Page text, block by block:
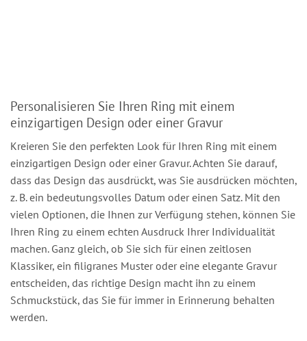
Personalisieren Sie Ihren Ring mit einem
einzigartigen Design oder einer Gravur
Kreieren Sie den perfekten Look für Ihren Ring mit einem
einzigartigen Design oder einer Gravur. Achten Sie darauf,
dass das Design das ausdrückt, was Sie ausdrücken möchten,
z. B. ein bedeutungsvolles Datum oder einen Satz. Mit den
vielen Optionen, die Ihnen zur Verfügung stehen, können Sie
Ihren Ring zu einem echten Ausdruck Ihrer Individualität
machen. Ganz gleich, ob Sie sich für einen zeitlosen
Klassiker, ein filigranes Muster oder eine elegante Gravur
entscheiden, das richtige Design macht ihn zu einem
Schmuckstück, das Sie für immer in Erinnerung behalten
werden.